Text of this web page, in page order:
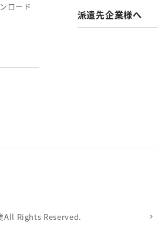
ロード
派遣先企業様へ
All Rights Reserved.